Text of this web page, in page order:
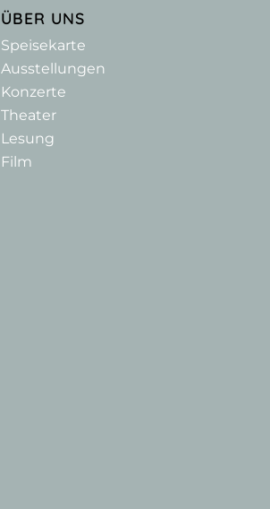
ÜBER UNS
Speisekarte
Ausstellungen
Konzerte
Theater
Lesung
Film